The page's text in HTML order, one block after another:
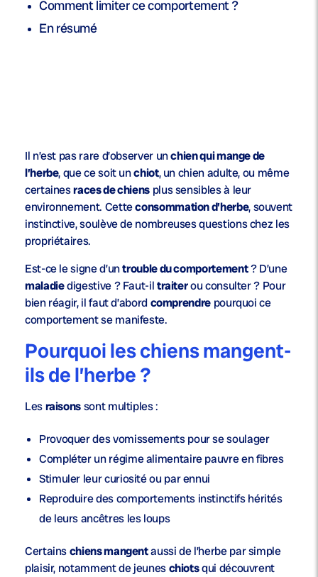
Comment limiter ce comportement ?
En résumé
Il n’est pas rare d’observer unchien qui mange de
l’herbe, que ce soit unchiot, un chien adulte, ou même
certainesraces de chiens plus sensibles à leur
environnement. Cetteconsommation d’herbe, souvent
instinctive, soulève de nombreuses questions chez les
propriétaires.
Est-ce le signe d’untrouble du comportement? D’une
maladiedigestive ? Faut-iltraiterou consulter ? Pour
bien réagir, il faut d’abordcomprendrepourquoi ce
comportement se manifeste.
Pourquoi les chiens mangent-
ils de l’herbe ?
Lesraisonssont multiples :
Provoquer desvomissementspour se soulager
Compléter unrégime alimentairepauvre enfibres
Stimuler leur curiosité ou par ennui
Reproduire des comportements instinctifs hérités
de leursancêtres les loups
Certainschiens mangentaussi de l’herbe par simple
plaisir, notamment de jeuneschiotsqui découvrent